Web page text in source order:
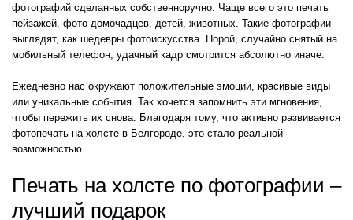
фотографий сделанных собственноручно. Чаще всего это печать
пейзажей, фото домочадцев, детей, животных. Такие фотографии
выглядят, как шедевры фотоискусства. Порой, случайно снятый на
мобильный телефон, удачный кадр смотрится абсолютно иначе.
Ежедневно нас окружают положительные эмоции, красивые виды
или уникальные события. Так хочется запомнить эти мгновения,
чтобы пережить их снова. Благодаря тому, что активно развивается
фотопечать на холсте в Белгороде, это стало реальной
возможностью.
Печать на холсте по фотографии –
лучший подарок